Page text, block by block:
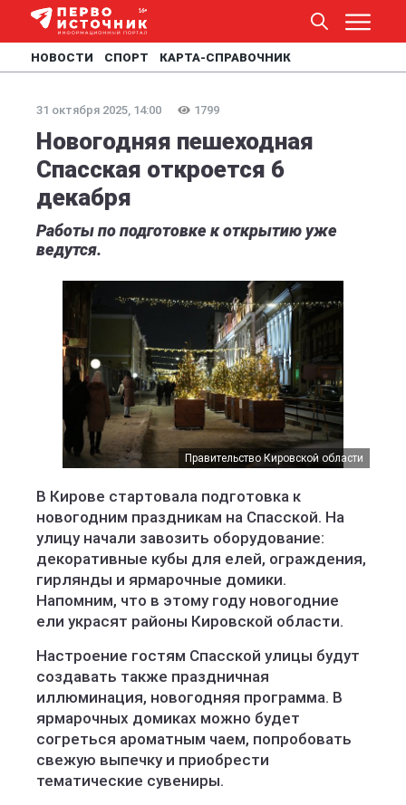
НОВОСТИ СПОРТ КАРТА-СПРАВОЧНИК
31 октября 2025, 14:00 1799
Новогодняя пешеходная
Спасская откроется 6
декабря
Работы по подготовке к открытию уже
ведутся.
Правительство Кировской области
В Кирове стартовала подготовка к
новогодним праздникам на Спасской. На
улицу начали завозить оборудование:
декоративные кубы для елей, ограждения,
гирлянды и ярмарочные домики.
Напомним, что в этому году новогодние
ели украсят районы Кировской области.
Настроение гостям Спасской улицы будут
создавать также праздничная
иллюминация, новогодняя программа. В
ярмарочных домиках можно будет
согреться ароматным чаем, попробовать
свежую выпечку и приобрести
тематические сувениры.